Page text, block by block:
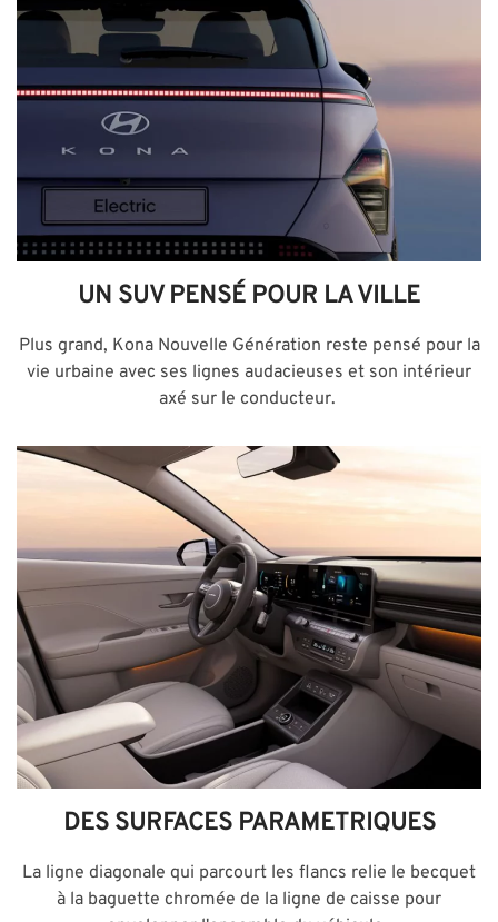
UN SUV PENSÉ POUR LA VILLE
Plus grand, Kona Nouvelle Génération reste pensé pour la
vie urbaine avec ses lignes audacieuses et son intérieur
axé sur le conducteur.
DES SURFACES PARAMETRIQUES
La ligne diagonale qui parcourt les flancs relie le becquet
à la baguette chromée de la ligne de caisse pour